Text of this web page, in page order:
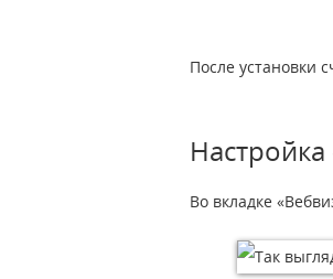
После установки
Во вкладке